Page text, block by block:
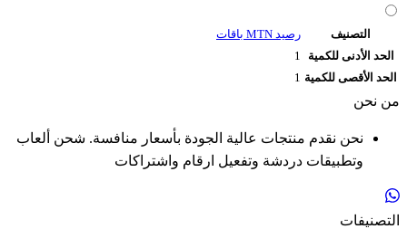
التصنيف
رصيد MTN باقات
الحد الأدنى للكمية
1
الحد الأقصى للكمية 1
من نحن
نحن نقدم منتجات عالية الجودة بأسعار منافسة. شحن ألعاب
وتطبيقات دردشة وتفعيل ارقام واشتراكات
التصنيفات